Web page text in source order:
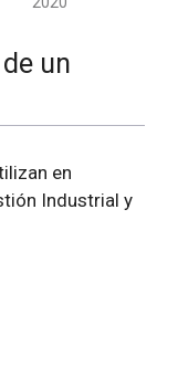
un
en
Industrial y